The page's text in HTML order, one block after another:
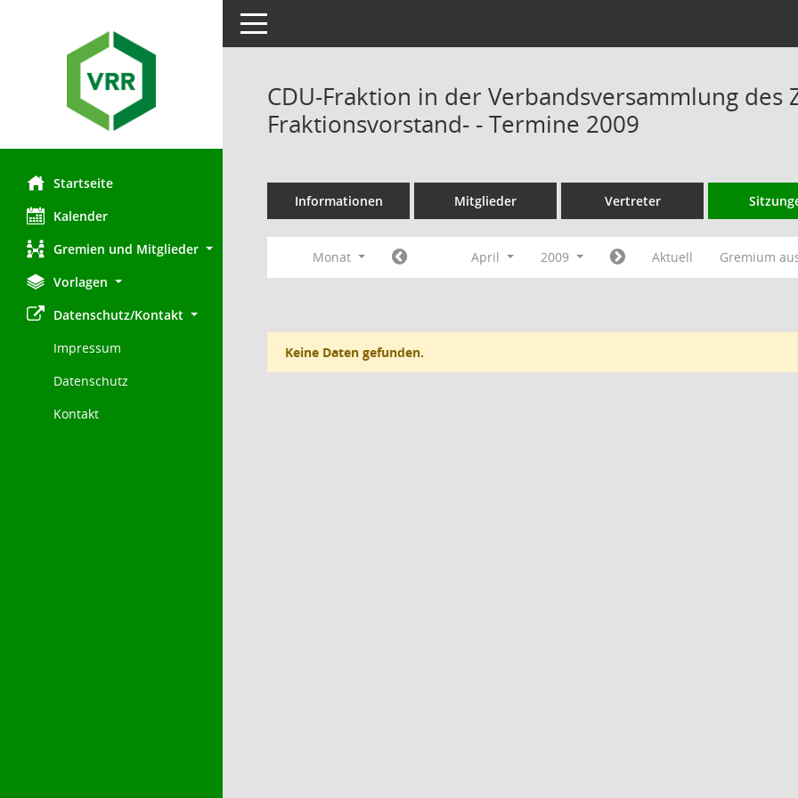
Startseite
Kalender
Gremien und Mitglieder
Vorlagen
Datenschutz/Kontakt
Impressum
Datenschutz
Kontakt
Toggle navigation
CDU-Fraktion in der Verbandsversammlung des
Fraktionsvorstand- - Termine 2009
Informationen Mitglieder Vertreter
Monat April 2009 Aktuell Gremium
Keine Daten gefunden.